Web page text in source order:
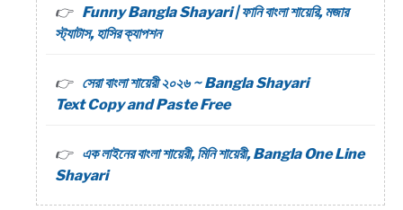
Funny Bangla Shayari | ফানি বাংলা শায়েরি, মজার
স্ট্যাটাস, হাসির ক্যাপশন
সেরা বাংলা শায়েরী ২০২৬ ~ Bangla Shayari
Text Copy and Paste Free
এক লাইনের বাংলা শায়েরী, মিনি শায়েরী, Bangla One Line
Shayari